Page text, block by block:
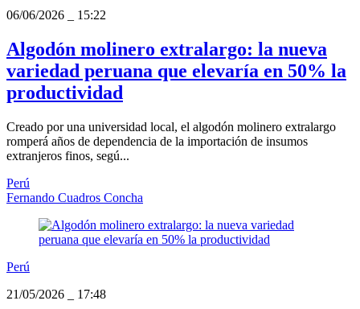
06/06/2026
15:22
Algodón molinero extralargo: la nueva
variedad peruana que elevaría en 50% la
productividad
Creado por una universidad local, el algodón molinero extralargo
romperá años de dependencia de la importación de insumos
extranjeros finos, segú...
Perú
Fernando Cuadros Concha
Perú
21/05/2026
17:48